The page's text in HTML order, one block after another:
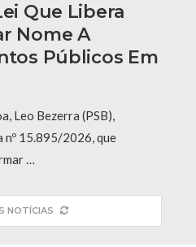
Que Libera
Nome A
Públicos Em
Leo Bezerra (PSB),
nº 15.895/2026, que
…
NOTÍCIAS